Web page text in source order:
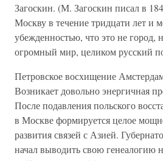
Загоскин. (М. Загоскин писал в
Москву в течение тридцати лет и
убежденностью, что это не город,
огромный мир, целиком русский
Петровское восхищение
Возникает довольно энергичная
После подавления польского
в Москве формируется целое
развития связей с Азией.
начал выводить свою генеалогию